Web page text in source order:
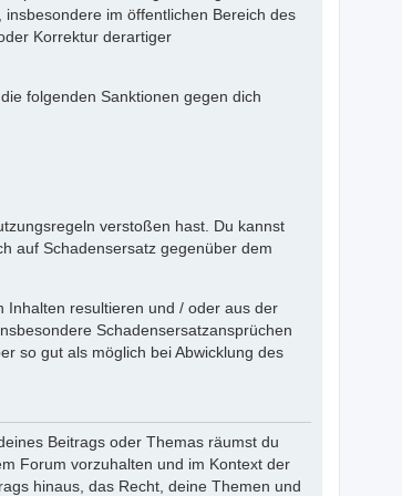
im öffentlichen Bereich des
Korrektur derartiger
folgenden Sanktionen gegen dich
verstoßen hast. Du kannst
auf Schadensersatz gegenüber dem
Inhalten resultieren und / oder aus der
Schadensersatzansprüchen
so gut als möglich bei Abwicklung des
Beitrags oder Themas räumst du
Forum vorzuhalten und im Kontext der
hinaus, das Recht, deine Themen und